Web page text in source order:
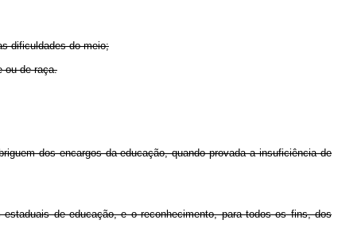
dificuldades do meio;
ou de raça.
dos encargos da educação, quando provada a insuficiência de
de educação, e o reconhecimento, para todos os fins, dos